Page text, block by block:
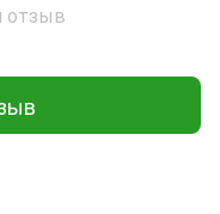
отзыв